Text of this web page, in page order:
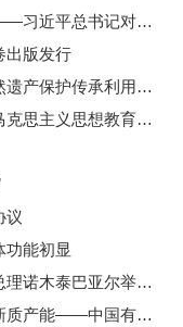
让中朝传统友谊之树更加根深叶茂——习近平总书记对朝鲜进行国事访问纪实
出版发行
在习近平文化思想引领下文化和自然遗产保护传承利用工作开创新局面
伟大征程丨延安整风：一次深刻的马克思主义思想教育运动
议
功能初显
中铝集团董事长段向东与蒙古国副总理诺木泰巴亚尔举行会谈
锻造无愧时代无愧使命的世界一流新质产能——中国有色金属工业的战略应对与破局之道（二）